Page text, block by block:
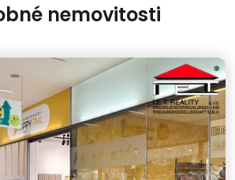
nemovitosti